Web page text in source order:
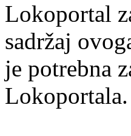
Lokoportal
sadržaj
je potrebna
Lokoportala.